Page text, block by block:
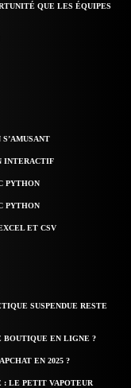
QUE LES ÉQUIPES
INTERACTIF
PYTHON
PYTHON
ET CSV
SUSPENDUE RESTE
BOUTIQUE EN LIGNE ?
EN 2025 ?
: LE PETIT VAPOTEUR